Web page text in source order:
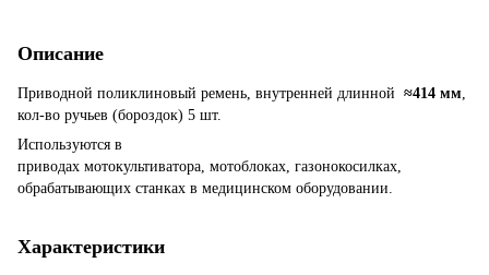
Описание
Приводной поликлиновый ремень, внутренней длинной ≈414 мм
кол-во ручьев (бороздок) 5 шт.
Используются в
приводах мотокультиватора, мотоблоках, газонокосилках,
обрабатывающих станках в медицинском оборудовании.
Характеристики